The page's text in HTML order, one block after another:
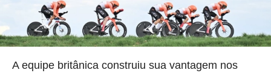
A equipe britânica construiu sua vantagem nos